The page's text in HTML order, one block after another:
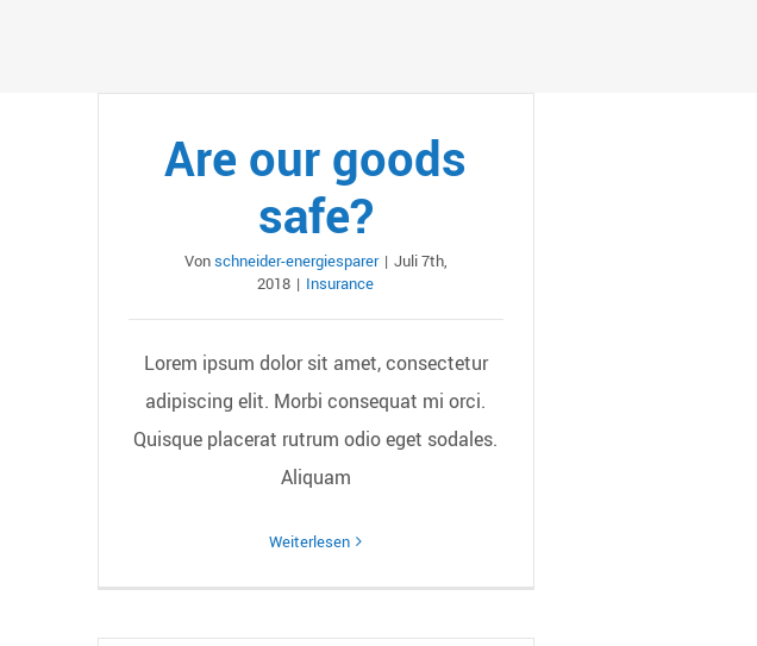
Are our goods
safe?
Vonschneider-energiesparer | Juli 7th,
2018 | Insurance
Lorem ipsum dolor sit amet, consectetur
adipiscing elit. Morbi consequat mi orci.
Quisque placerat rutrum odio eget sodales.
Aliquam
Weiterlesen